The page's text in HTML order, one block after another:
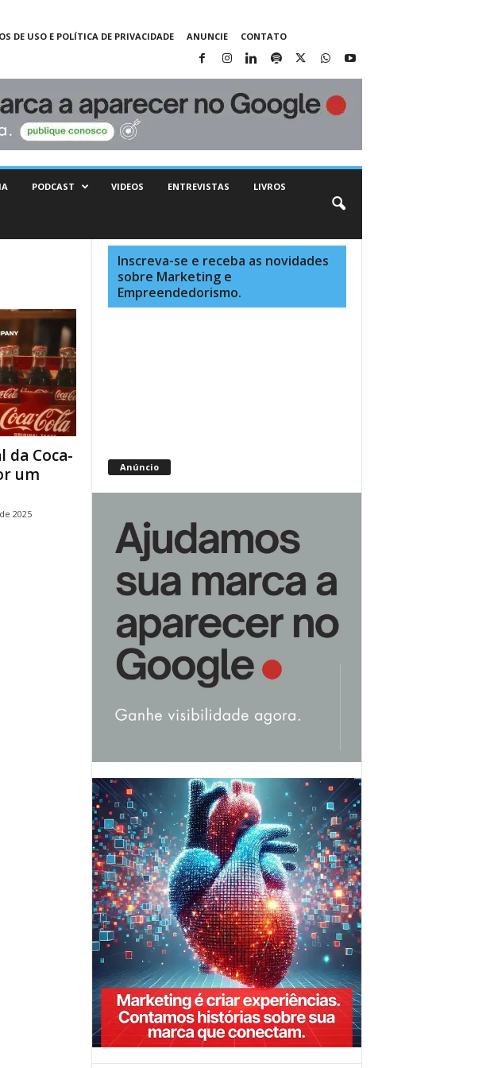
DE USO E POLÍTICA DE PRIVACIDADE ANUNCIE CONTATO
PODCAST VIDEOS ENTREVISTAS LIVROS
da Coca-
um
2025
Inscreva-se e receba as novidades
sobre Marketing e
Empreendedorismo.
Anúncio